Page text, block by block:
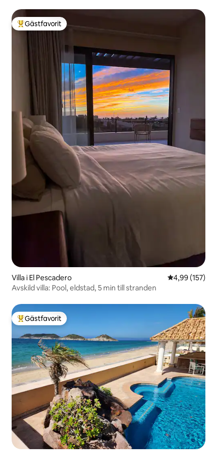
Populär gästfavorit
Gästfavorit
Villa i El Pescadero 4,99 av 5 i
4,99 (157)
Avskild villa: Pool, eldstad, 5 min till stranden
Populär gästfavorit
Gästfavorit